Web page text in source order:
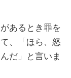
あるとき罪を
、「ほら、怒
だ」と言いま